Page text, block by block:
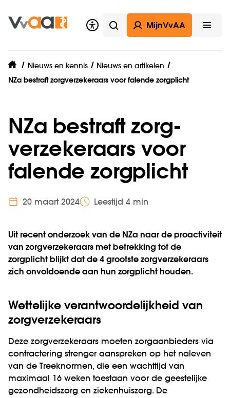
Zoeken
MijnVvAA
home
Nieuws en kennis
Nieuws en artikelen
NZa bestraft zorgverzekeraars voor falende zorgplicht
NZa bestraft zorg­
verzekeraars voor
falende zorgplicht
20 maart 2024 Leestijd 4 min
Uit recent onderzoek van de NZa naar de proactiviteit
van zorgverzekeraars met betrekking tot de
zorgplicht blijkt dat de 4 grootste zorgverzekeraars
zich onvoldoende aan hun zorgplicht houden.
Wettelijke verantwoordelijkheid van
zorgverzekeraars
Deze zorgverzekeraars moeten zorgaanbieders via
contractering strenger aanspreken op het naleven
van de Treeknormen, die een wachttijd van
maximaal 16 weken toestaan voor de geestelijke
gezondheidszorg en ziekenhuiszorg. De